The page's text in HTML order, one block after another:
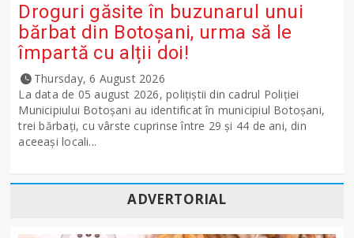
Droguri găsite în buzunarul unui
bărbat din Botoșani, urma să le
împartă cu alții doi!
Thursday, 6 August 2026
La data de 05 august 2026, polițiștii din cadrul Poliției
Municipiului Botoșani au identificat în municipiul Botoșani,
trei bărbați, cu vârste cuprinse între 29 și 44 de ani, din
aceeași locali...
ADVERTORIAL